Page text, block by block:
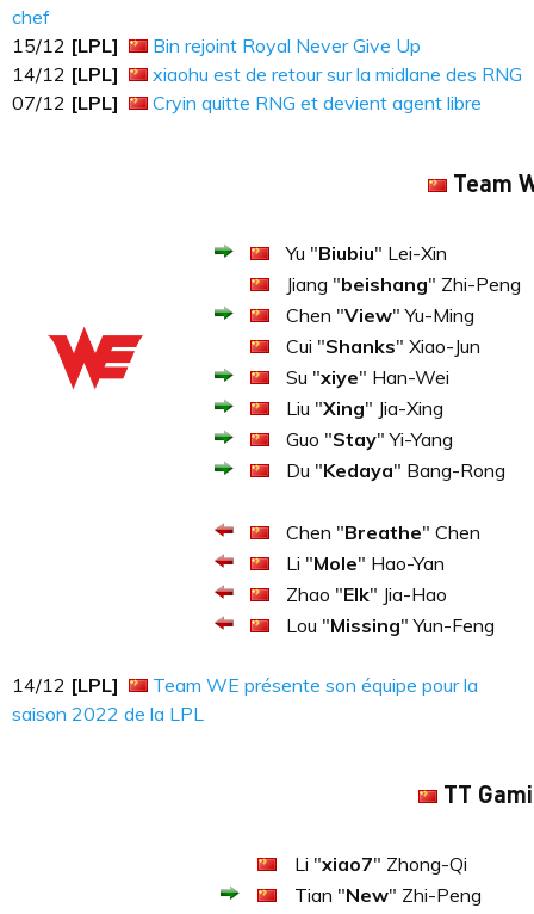
chef
15​​​/12 [LPL]
Bin rejoint Royal Never Give Up
14​​​/12 [LPL]
xiaohu est de retour sur la midlane des RNG
07​​​/12 [LPL] Cryin quitte RNG et devient agent libre
Team
Yu "Biubiu" Lei-Xin
Jiang "beishang" Zhi-Peng
Chen "View" Yu-Ming
Cui "Shanks" Xiao-Jun
Su "xiye" Han-Wei
Liu "Xing" Jia-Xing
Guo "Stay" Yi-Yang
Du "Kedaya" Bang-Rong
Chen "Breathe" Chen
Li "Mole" Hao-Yan
Zhao "Elk" Jia-Hao
Lou "Missing" Yun-Feng
14​​​/12 [LPL]
Team WE présente son équipe pour la
saison 2022 de la LPL
TT
Li "xiao7" Zhong-Qi
Tian "New" Zhi-Peng